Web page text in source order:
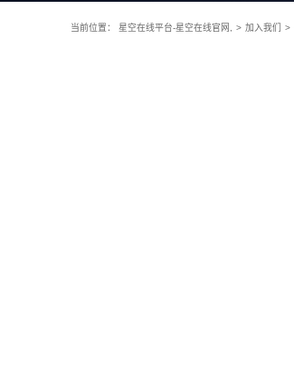
当前位置： 星空在线平台-星空在线官网, > 加入我们 >